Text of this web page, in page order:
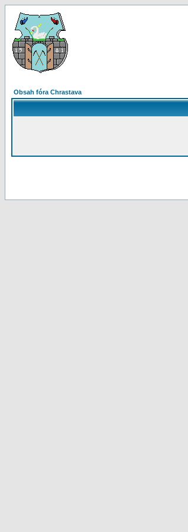
Obsah fóra Chrastava